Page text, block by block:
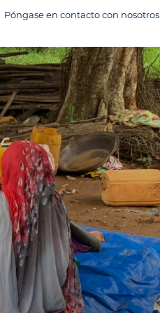
Póngase en contacto con nosotros